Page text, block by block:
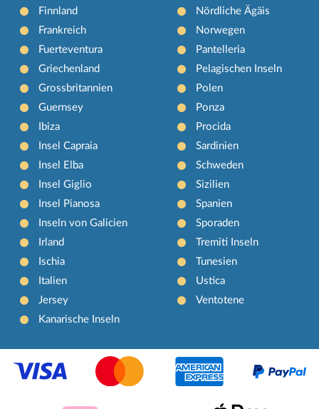
Finnland
Frankreich
Fuerteventura
Griechenland
Grossbritannien
Guernsey
Ibiza
Insel Capraia
Insel Elba
Insel Giglio
Insel Pianosa
Inseln von Galicien
Irland
Ischia
Italien
Jersey
Kanarische Inseln
Nördliche Ägäis
Norwegen
Pantelleria
Pelagischen Inseln
Polen
Ponza
Procida
Sardinien
Schweden
Sizilien
Spanien
Sporaden
Tremiti Inseln
Tunesien
Ustica
Ventotene